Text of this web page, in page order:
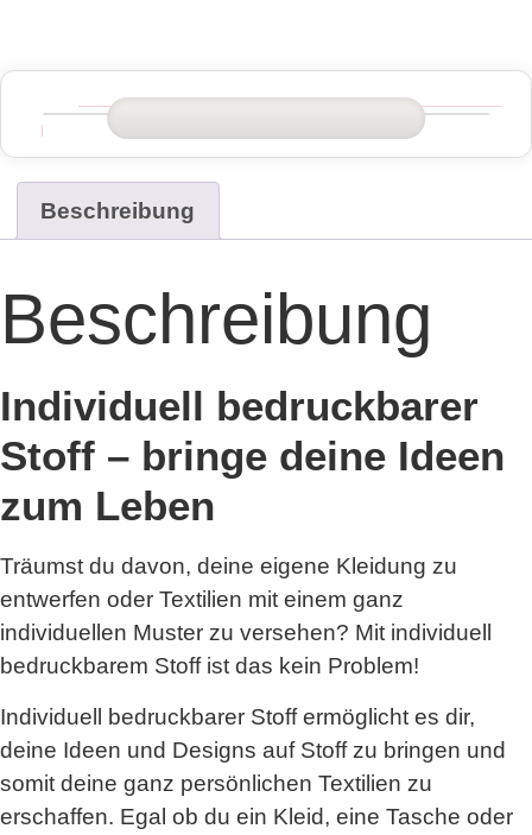
Beschreibung
Beschreibung
Individuell bedruckbarer
Stoff – bringe deine Ideen
zum Leben
Träumst du davon, deine eigene Kleidung zu
entwerfen oder Textilien mit einem ganz
individuellen Muster zu versehen? Mit individuell
bedruckbarem Stoff ist das kein Problem!
Individuell bedruckbarer Stoff ermöglicht es dir,
deine Ideen und Designs auf Stoff zu bringen und
somit deine ganz persönlichen Textilien zu
erschaffen. Egal ob du ein Kleid, eine Tasche oder